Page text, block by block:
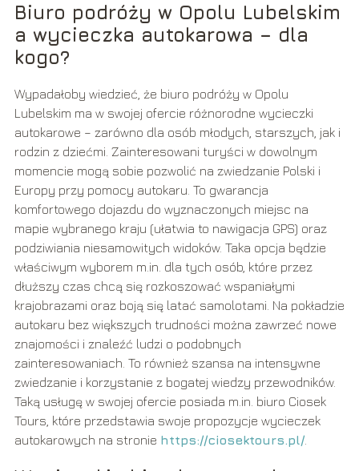
Biuro podróży w Opolu Lubelskim
a wycieczka autokarowa – dla
kogo?
Wypadałoby wiedzieć, że biuro podróży w Opolu
Lubelskim ma w swojej ofercie różnorodne wycieczki
autokarowe – zarówno dla osób młodych, starszych, jak i
rodzin z dziećmi. Zainteresowani turyści w dowolnym
momencie mogą sobie pozwolić na zwiedzanie Polski i
Europy przy pomocy autokaru. To gwarancja
komfortowego dojazdu do wyznaczonych miejsc na
mapie wybranego kraju (ułatwia to nawigacja GPS) oraz
podziwiania niesamowitych widoków. Taka opcja będzie
właściwym wyborem m.in. dla tych osób, które przez
dłuższy czas chcą się rozkoszować wspaniałymi
krajobrazami oraz boją się latać samolotami. Na pokładzie
autokaru bez większych trudności można zawrzeć nowe
znajomości i znaleźć ludzi o podobnych
zainteresowaniach. To również szansa na intensywne
zwiedzanie i korzystanie z bogatej wiedzy przewodników.
Taką usługę w swojej ofercie posiada m.in. biuro Ciosek
Tours, które przedstawia swoje propozycje wycieczek
autokarowych na stronie https://ciosektours.pl/.